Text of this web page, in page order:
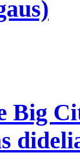
Big